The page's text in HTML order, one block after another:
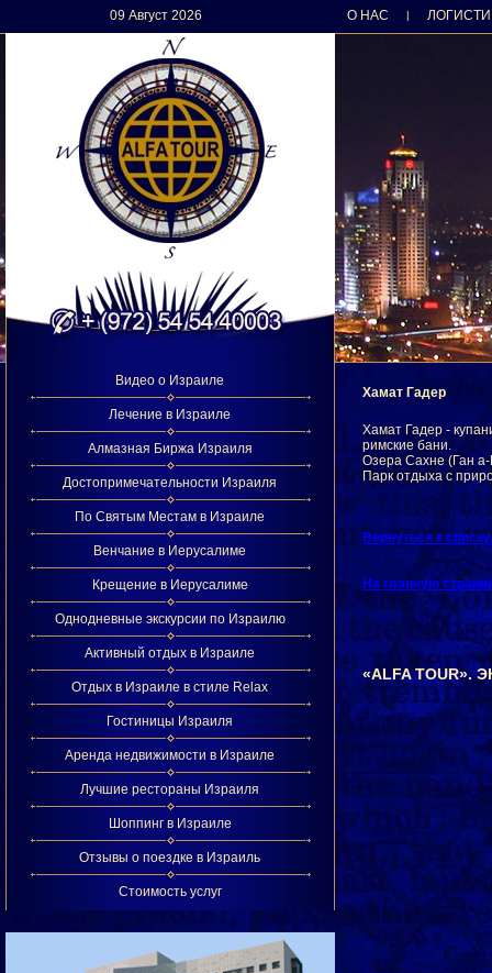
09 Август 2026 О НАС |
Видео о Израиле
Лечение в Израиле
Алмазная Биржа Израиля
Достопримечательности Израиля
По Святым Местам в Израиле
Венчание в Иерусалиме
Крещение в Иерусалиме
Однодневные экскурсии по Израилю
Активный отдых в Израиле
Отдых в Израиле в стиле Relax
Гостиницы Израиля
Аренда недвижимости в Израиле
Лучшие рестораны Израиля
Шоппинг в Израиле
Отзывы о поездке в Израиль
Стоимость услуг
Хамат Гадер
Хамат Гадер -
римские бани.
Озера Сахне (Ган
Парк отдыха с
Вернуться к
На главную
«ALFA